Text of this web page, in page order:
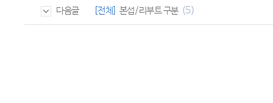
다음글 [전체] 본섭/리부트 구분 (5)